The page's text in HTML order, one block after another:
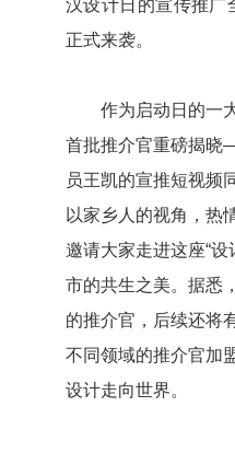
汉设计日的宣传推广
正式来袭。
作为启动日的一
首批推介官重磅揭
员王凯的宣推短视频
以家乡人的视角，热
邀请大家走进这座“
市的共生之美。据悉
的推介官，后续还将
不同领域的推介官加
设计走向世界。